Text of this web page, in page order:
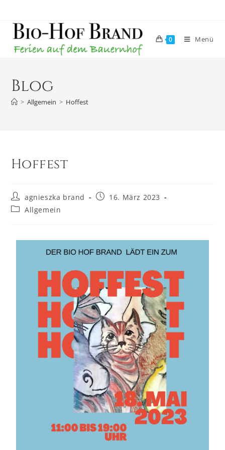
0 Menü
Blog
> Allgemein > Hoffest
Hoffest
agnieszka brand
16. März 2023
Allgemein